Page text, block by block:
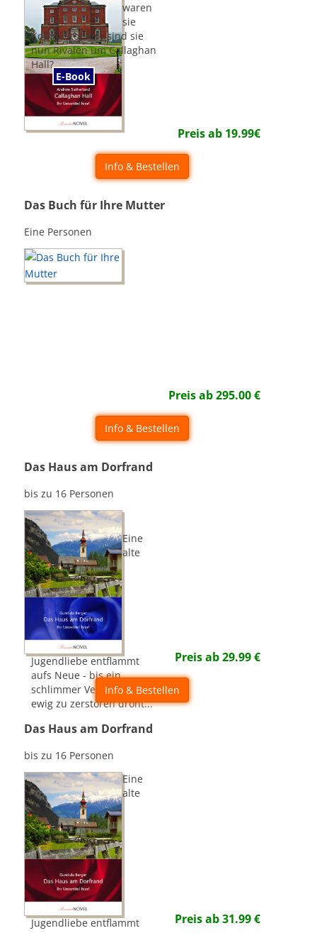
E-Book
waren
sie
Kommilitonen - sind sie
nun Rivalen um Callaghan
Hall?
Preis ab 19.99€
Info & Bestellen
Das Buch für Ihre Mutter
Eine Personen
Preis ab295.00€
Info & Bestellen
Das Haus am Dorfrand
bis zu 16 Personen
Eine
alte
Jugendliebe entflammt
aufs Neue - bis ein
schlimmer Verdacht sie auf
ewig zu zerstören droht...
Preis ab29.99€
Info & Bestellen
Das Haus am Dorfrand
bis zu 16 Personen
Eine
alte
Jugendliebe entflammt
Preis ab31.99€